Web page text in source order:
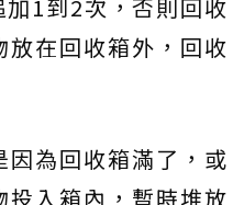
1到2次，否則回收
在回收箱外，回收
為回收箱滿了，或
入箱內，暫時堆放